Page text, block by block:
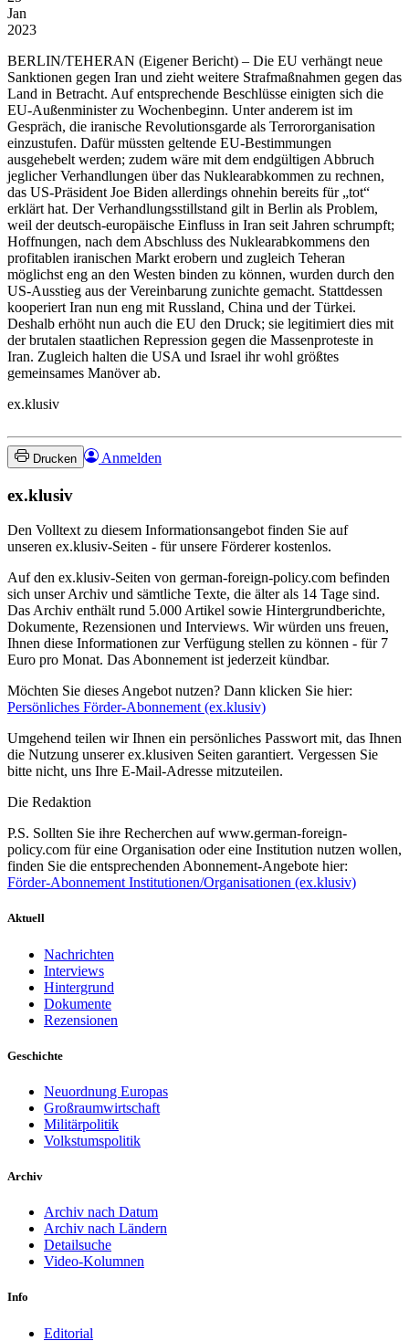
Jan
2023
BERLIN/TEHERAN (Eigener Bericht) – Die EU verhängt neue
Sanktionen gegen Iran und zieht weitere Strafmaßnahmen gegen das
Land in Betracht. Auf entsprechende Beschlüsse einigten sich die
EU-Außenminister zu Wochenbeginn. Unter anderem ist im
Gespräch, die iranische Revolutionsgarde als Terrororganisation
einzustufen. Dafür müssten geltende EU-Bestimmungen
ausgehebelt werden; zudem wäre mit dem endgültigen Abbruch
jeglicher Verhandlungen über das Nuklearabkommen zu rechnen,
das US-Präsident Joe Biden allerdings ohnehin bereits für „tot“
erklärt hat. Der Verhandlungsstillstand gilt in Berlin als Problem,
weil der deutsch-europäische Einfluss in Iran seit Jahren schrumpft;
Hoffnungen, nach dem Abschluss des Nuklearabkommens den
profitablen iranischen Markt erobern und zugleich Teheran
möglichst eng an den Westen binden zu können, wurden durch den
US-Ausstieg aus der Vereinbarung zunichte gemacht. Stattdessen
kooperiert Iran nun eng mit Russland, China und der Türkei.
Deshalb erhöht nun auch die EU den Druck; sie legitimiert dies mit
der brutalen staatlichen Repression gegen die Massenproteste in
Iran. Zugleich halten die USA und Israel ihr wohl größtes
gemeinsames Manöver ab.
ex.klusiv
Drucken Anmelden
ex.klusiv
Den Volltext zu diesem Informationsangebot finden Sie auf
unseren ex.klusiv-Seiten - für unsere Förderer kostenlos.
Auf den ex.klusiv-Seiten von german-foreign-policy.com befinden
sich unser Archiv und sämtliche Texte, die älter als 14 Tage sind.
Das Archiv enthält rund 5.000 Artikel sowie Hintergrundberichte,
Dokumente, Rezensionen und Interviews. Wir würden uns freuen,
Ihnen diese Informationen zur Verfügung stellen zu können - für 7
Euro pro Monat. Das Abonnement ist jederzeit kündbar.
Möchten Sie dieses Angebot nutzen? Dann klicken Sie hier:
Persönliches Förder-Abonnement (ex.klusiv)
Umgehend teilen wir Ihnen ein persönliches Passwort mit, das Ihnen
die Nutzung unserer ex.klusiven Seiten garantiert. Vergessen Sie
bitte nicht, uns Ihre E-Mail-Adresse mitzuteilen.
Die Redaktion
P.S. Sollten Sie ihre Recherchen auf www.german-foreign-
policy.com für eine Organisation oder eine Institution nutzen wollen,
finden Sie die entsprechenden Abonnement-Angebote hier:
Förder-Abonnement Institutionen/Organisationen (ex.klusiv)
Aktuell
Nachrichten
Interviews
Hintergrund
Dokumente
Rezensionen
Geschichte
Neuordnung Europas
Großraumwirtschaft
Militärpolitik
Volkstumspolitik
Archiv
Archiv nach Datum
Archiv nach Ländern
Detailsuche
Video-Kolumnen
Info
Editorial